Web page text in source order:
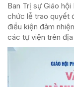
Ban Trị sự Giáo
chức lễ trao quyết
điều kiện đảm
các tự viện trên địa